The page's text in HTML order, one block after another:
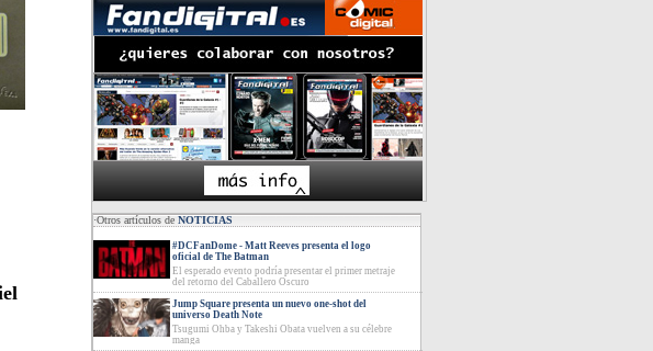
·Otros artículos deNOTICIAS
#DCFanDome - Matt Reeves presenta el logo
oficial de The Batman
El esperado evento podría presentar el primer metraje
del retorno del Caballero Oscuro
Jump Square presenta un nuevo one-shot del
universo Death Note
Tsugumi Ohba y Takeshi Obata vuelven a su célebre
manga